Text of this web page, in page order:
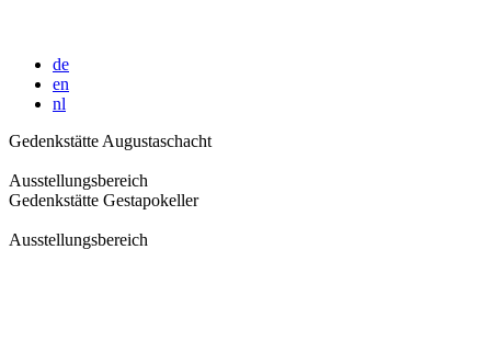
de
en
nl
Gedenkstätte Augustaschacht
Ausstellungsbereich
Gedenkstätte Gestapokeller
Ausstellungsbereich